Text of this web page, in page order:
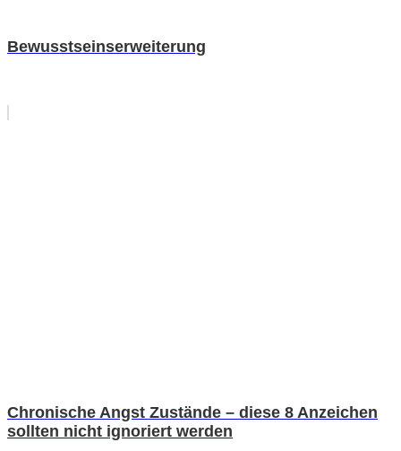
Bewusstseinserweiterung
Chronische Angst Zustände – diese 8 Anzeichen
sollten nicht ignoriert werden